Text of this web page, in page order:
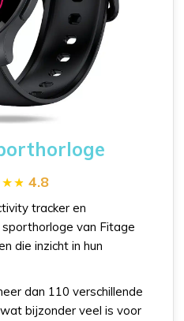
4.8
tracker en
van Fitage
die inzicht in hun
dan 110 verschillende
bijzonder veel is voor